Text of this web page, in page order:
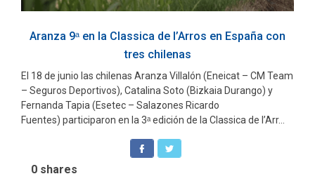
Aranza 9ᵃ en la Classica de l’Arros en España con
tres chilenas
El 18 de junio las chilenas Aranza Villalón (Eneicat – CM Team
– Seguros Deportivos), Catalina Soto (Bizkaia Durango) y
Fernanda Tapia (Esetec – Salazones Ricardo
Fuentes) participaron en la 3ᵃ edición de la Classica de l’Arr...
0 shares